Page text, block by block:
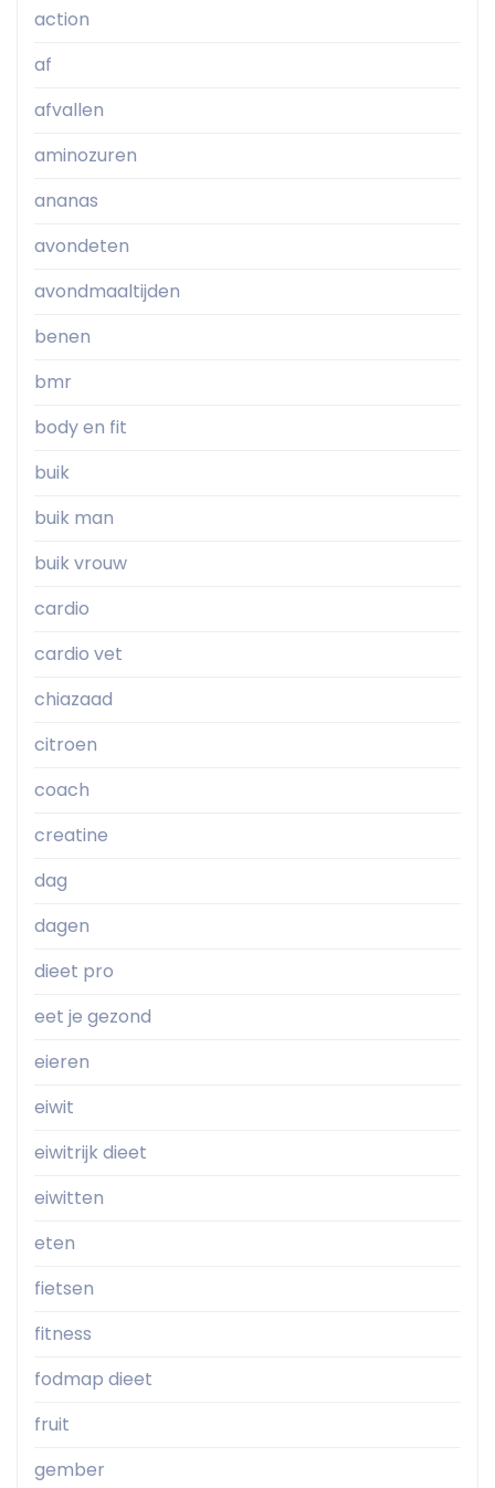
action
af
afvallen
aminozuren
ananas
avondeten
avondmaaltijden
benen
bmr
body en fit
buik
buik man
buik vrouw
cardio
cardio vet
chiazaad
citroen
coach
creatine
dag
dagen
dieet pro
eet je gezond
eieren
eiwit
eiwitrijk dieet
eiwitten
eten
fietsen
fitness
fodmap dieet
fruit
gember